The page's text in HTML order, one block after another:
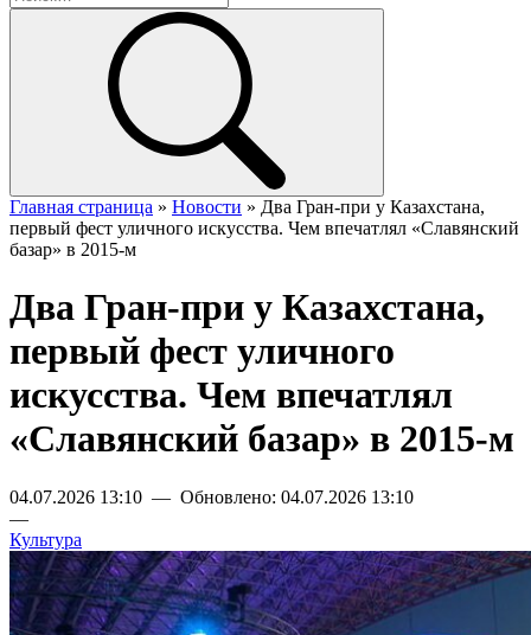
Главная страница » Новости » Два Гран-при у Казахстана,
первый фест уличного искусства. Чем впечатлял «Славянский
базар» в 2015-м
Два Гран-при у Казахстана,
первый фест уличного
искусства. Чем впечатлял
«Славянский базар» в 2015-м
04.07.2026 13:10 — Обновлено: 04.07.2026 13:10
—
Культура